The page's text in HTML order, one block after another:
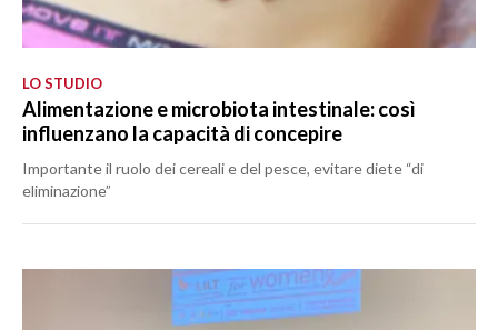
LO STUDIO
Alimentazione e microbiota intestinale: così
influenzano la capacità di concepire
Importante il ruolo dei cereali e del pesce, evitare diete “di
eliminazione”